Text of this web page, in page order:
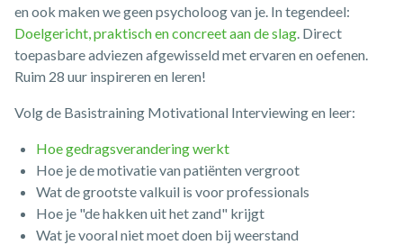
en ook maken we geen psycholoog van je. In tegendeel:
Doelgericht, praktisch en concreet aan de slag. Direct
toepasbare adviezen afgewisseld met ervaren en oefenen.
Ruim 28 uur inspireren en leren!
Volg de Basistraining Motivational Interviewing en leer:
Hoe gedragsverandering werkt
Hoe je de motivatie van patiënten vergroot
Wat de grootste valkuil is voor professionals
Hoe je "de hakken uit het zand" krijgt
Wat je vooral niet moet doen bij weerstand